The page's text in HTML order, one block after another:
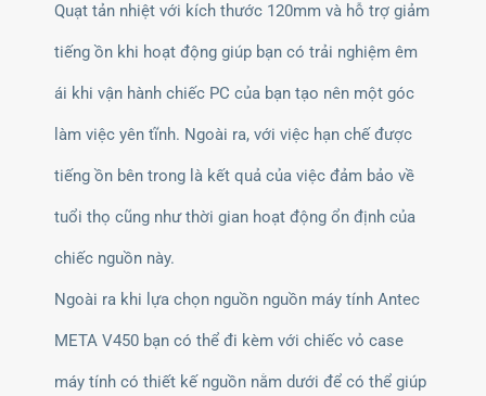
Quạt tản nhiệt với kích thước 120mm và hỗ trợ giảm
tiếng ồn khi hoạt động giúp bạn có trải nghiệm êm
ái khi vận hành chiếc PC của bạn tạo nên một góc
làm việc yên tĩnh. Ngoài ra, với việc hạn chế được
tiếng ồn bên trong là kết quả của việc đảm bảo về
tuổi thọ cũng như thời gian hoạt động ổn định của
chiếc nguồn này.
Ngoài ra khi lựa chọn nguồn nguồn máy tính Antec
META V450 bạn có thể đi kèm với chiếc vỏ case
máy tính có thiết kế nguồn nằm dưới để có thể giúp